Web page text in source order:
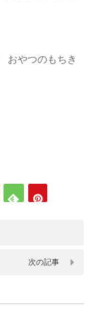
おやつのもちき
次の記事